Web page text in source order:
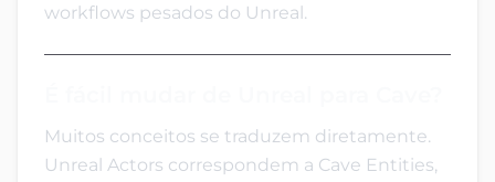
workflows pesados do Unreal.
Muitos conceitos se traduzem diretamente.
Unreal Actors correspondem a Cave Entities,